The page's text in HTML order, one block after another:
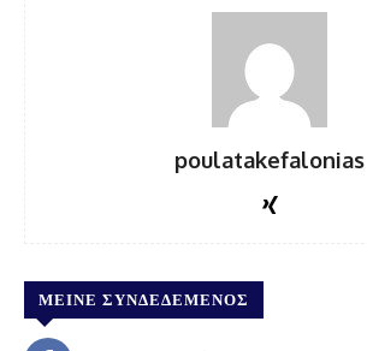
poulatakefalonias
ΜΕΊΝΕ ΣΥΝΔΕΔΕΜΈΝΟΣ